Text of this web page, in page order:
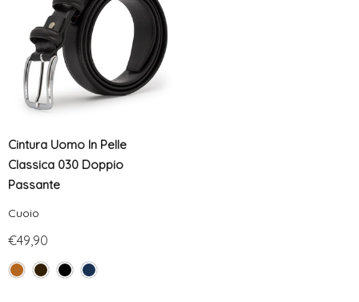
Cintura Uomo In Pelle
Classica 030 Doppio
Passante
Cuoio
€49,90